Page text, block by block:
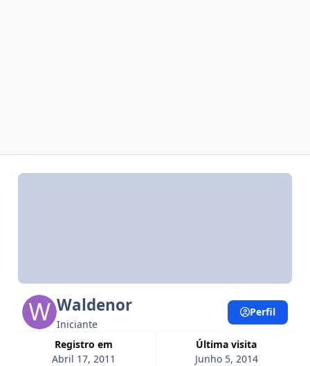
Waldenor
Iniciante
Registro em
Abril 17, 2011
Última visita
Junho 5, 2014
Perfil